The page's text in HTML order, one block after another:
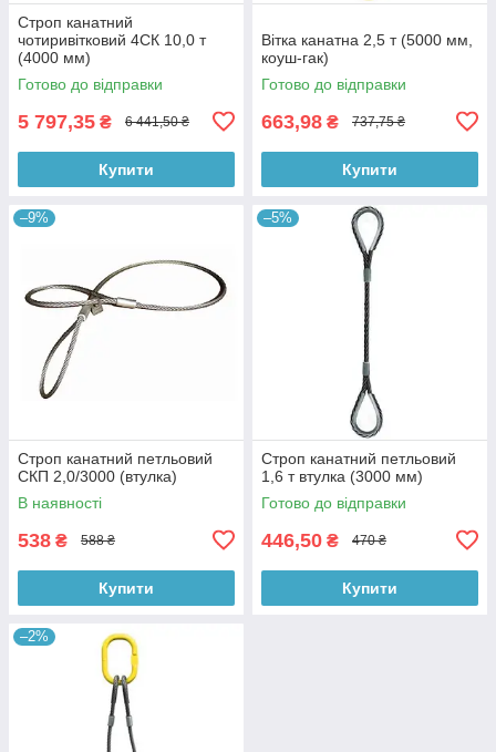
Строп канатний
чотиривітковий 4СК 10,0 т
(4000 мм)
Готово до відправки
5 797,35 ₴ 6 441,50 ₴
Купити
Вітка канатна 2,5 т (5000 мм,
коуш-гак)
Готово до відправки
663,98 ₴ 737,75 ₴
Купити
–9%
Строп канатний петльовий
СКП 2,0/3000 (втулка)
В наявності
538 ₴ 588 ₴
Купити
–5%
Строп канатний петльовий
1,6 т втулка (3000 мм)
Готово до відправки
446,50 ₴ 470 ₴
Купити
–2%